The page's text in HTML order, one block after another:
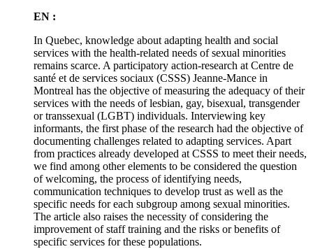
EN :
In Quebec, knowledge about adapting health and social
services with the health-related needs of sexual minorities
remains scarce. A participatory action-research at Centre de
santé et de services sociaux (CSSS) Jeanne-Mance in
Montreal has the objective of measuring the adequacy of their
services with the needs of lesbian, gay, bisexual, transgender
or transsexual (LGBT) individuals. Interviewing key
informants, the first phase of the research had the objective of
documenting challenges related to adapting services. Apart
from practices already developed at CSSS to meet their needs,
we find among other elements to be considered the question
of welcoming, the process of identifying needs,
communication techniques to develop trust as well as the
specific needs for each subgroup among sexual minorities.
The article also raises the necessity of considering the
improvement of staff training and the risks or benefits of
specific services for these populations.